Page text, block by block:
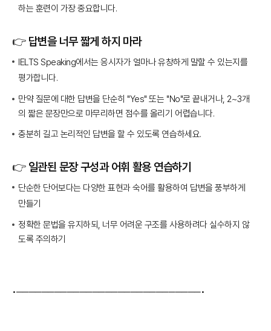
하는 훈련이 가장 중요합니다.
👉 답변을 너무 짧게 하지 마라
IELTS Speaking에서는 응시자가 얼마나 유창하게 말할 수 있는지를
평가합니다.
만약 질문에 대한 답변을 단순히 "Yes" 또는 "No"로 끝내거나, 2~3개
의 짧은 문장만으로 마무리하면 점수를 올리기 어렵습니다.
충분히 길고 논리적인 답변을 할 수 있도록 연습하세요.
👉 일관된 문장 구성과 어휘 활용 연습하기
단순한 단어보다는 다양한 표현과 숙어를 활용하여 답변을 풍부하게
만들기
정확한 문법을 유지하되, 너무 어려운 구조를 사용하려다 실수하지 않
도록 주의하기
•─────────────────────────────•